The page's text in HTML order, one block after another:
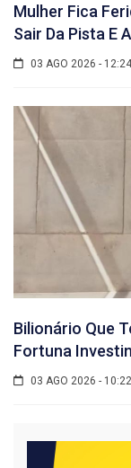
Mulher Fica
Sair Da Pista E
03 AGO 2026 -
Bilionário Que
Fortuna
03 AGO 2026 -